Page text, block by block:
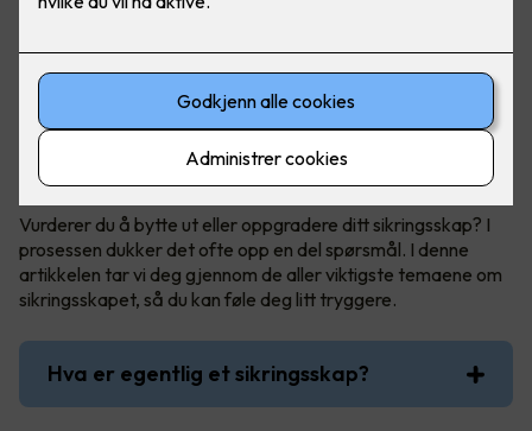
Få full kontroll over ditt sikringsskap
Vurderer du å bytte ut eller oppgradere ditt sikringsskap? I
prosessen dukker det ofte opp en del spørsmål. I denne
artikkelen tar vi deg gjennom de aller viktigste temaene om
sikringsskapet, så du kan føle deg litt tryggere.
Hva er egentlig et sikringsskap?